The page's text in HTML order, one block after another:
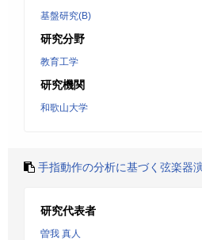
基盤研究(B)
研究分野
教育工学
研究機関
和歌山大学
手指動作の分析に基づく弦楽器
研究代表者
曽我 真人